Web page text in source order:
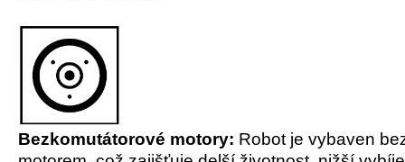
Bezkomutátorové motory: Robot je vybaven